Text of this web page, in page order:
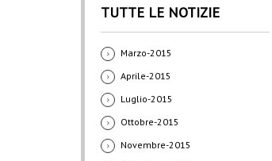
TUTTE LE NOTIZIE
Marzo-2015
Aprile-2015
Luglio-2015
Ottobre-2015
Novembre-2015